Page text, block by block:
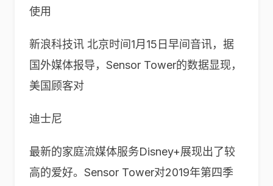
使用
新浪科技讯 北京时间1月15日早间音讯，据
国外媒体报导，Sensor Tower的数据显现，
美国顾客对
迪士尼
最新的家庭流媒体服务Disney+展现出了较
高的爱好。Sensor Tower对2019年第四季